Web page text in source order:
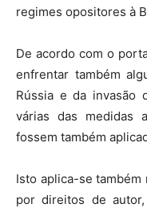
regimes opositores à
De acordo com o
enfrentar também
Rússia e da invasão
várias das medidas
fossem também
Isto aplica-se
por direitos de